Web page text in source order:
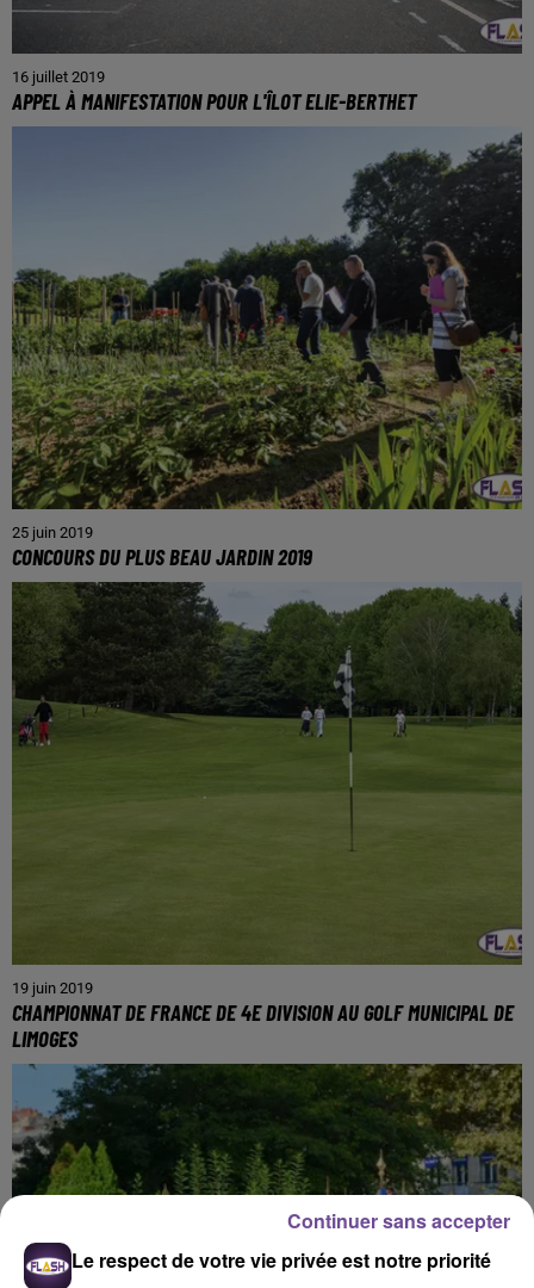
16 juillet 2019
APPEL À MANIFESTATION POUR L'ÎLOT ELIE-BERTHET
25 juin 2019
CONCOURS DU PLUS BEAU JARDIN 2019
19 juin 2019
CHAMPIONNAT DE FRANCE DE 4E DIVISION AU GOLF MUNICIPAL DE
LIMOGES
Le respect de votre vie privée est notre priorité
Continuer sans accepter